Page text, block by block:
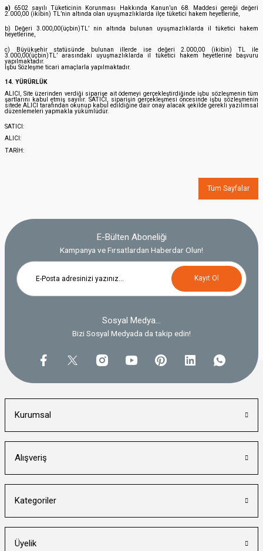
a) 6502 sayılı Tüketicinin Korunması Hakkında Kanun’un 68. Maddesi gereği değeri
2.000,00 (ikibin) TL’nin altında olan uyuşmazlıklarda ilçe tüketici hakem heyetlerine,
b) Değeri 3.000,00(üçbin)TL’ nin altında bulunan uyuşmazlıklarda il tüketici hakem
heyetlerine,
c) Büyükşehir statüsünde bulunan illerde ise değeri 2.000,00 (ikibin) TL ile
3.000,00(üçbin)TL’ arasındaki uyuşmazlıklarda il tüketici hakem heyetlerine başvuru
yapılmaktadır.
İşbu Sözleşme ticari amaçlarla yapılmaktadır.
14. YÜRÜRLÜK
ALICI, Site üzerinden verdiği siparişe ait ödemeyi gerçekleştirdiğinde işbu sözleşmenin tüm
şartlarını kabul etmiş sayılır. SATICI, siparişin gerçekleşmesi öncesinde işbu sözleşmenin
sitede ALICI tarafından okunup kabul edildiğine dair onay alacak şekilde gerekli yazılımsal
düzenlemeleri yapmakla yükümlüdür.
SATICI:
ALICI:
TARİH:
Tüm Sayfalar
E-Bülten Aboneliği
Kampanya ve Fırsatlardan Haberdar Olun!
Kayıt Ol
Sosyal Medya...
Bizi Sosyal Medyada da takip edin!
Kurumsal
Alışveriş
Kategoriler
Üyelik